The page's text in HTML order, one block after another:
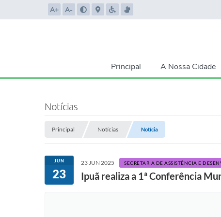
A+ A-
Principal A Nossa Cidade
Notícias
Principal Notícias Notícia
JUN
23
23 JUN 2025 SECRETARIA DE ASSISTÊNCIA E
Ipuã realiza a 1ª Conferência